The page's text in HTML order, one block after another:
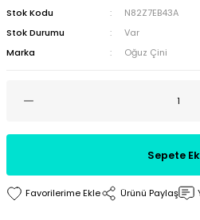
Stok Kodu
N82Z7EB43A
Stok Durumu
Var
Marka
Oğuz Çini
Sepete
Ürünü Paylaş